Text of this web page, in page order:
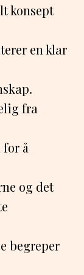
konsept
en klar
fra
å
og det
begreper